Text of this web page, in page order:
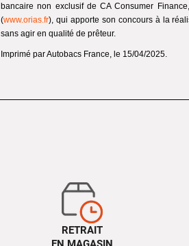
bancaire non exclusif de CA Consumer
(www.orias.fr), qui apporte son concours à la
sans agir en qualité de prêteur.
Imprimé par Autobacs France, le 15/04/2025.
RETRAIT